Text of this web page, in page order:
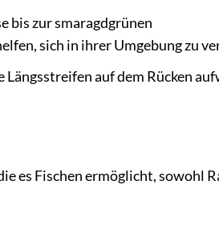
bis zur smaragdgrünen
sich in ihrer Umgebung zu
auf dem Rücken
es Fischen ermöglicht, sowohl